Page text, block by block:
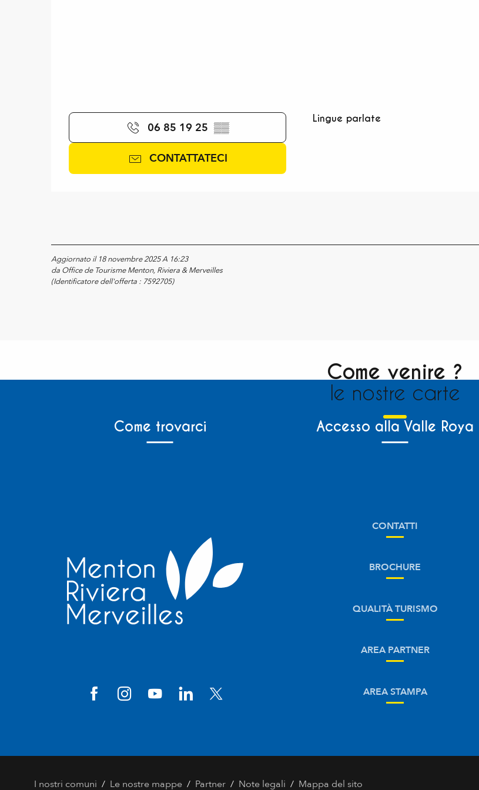
06 85 19 25 ▒▒
CONTATTATECI
Lingue parlate
Lingue parlate
Aggiornato il 18 novembre 2025 A 16:23
da Office de Tourisme Menton, Riviera & Merveilles
(Identificatore dell'offerta : 7592705)
Come venire ?
le nostre carte
Come trovarci Accesso alla Valle Roya
CONTATTI
BROCHURE
QUALITÀ TURISMO
AREA PARTNER
AREA STAMPA
I nostri comuni / Le nostre mappe / Partner / Note legali / Mappa del sito